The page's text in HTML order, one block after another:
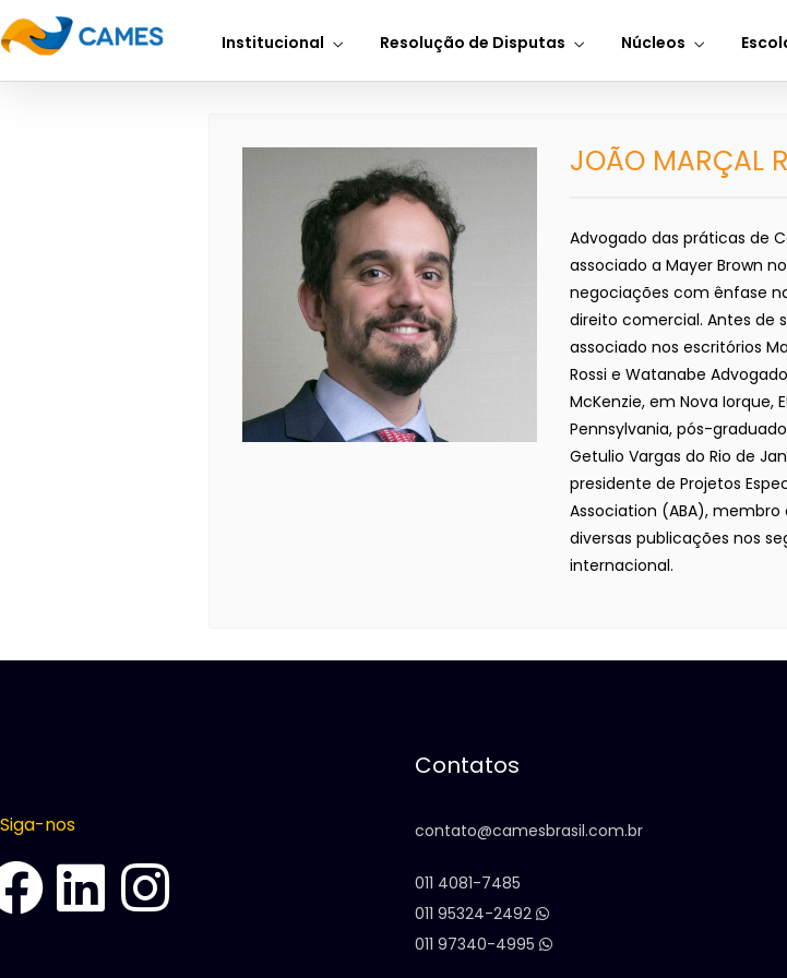
Institucional Resolução de Disputas Núcleos
JOÃO MARÇAL
Advogado das práticas de
associado a Mayer Brown
negociações com ênfase
direito comercial. Antes de
associado nos escritórios
Rossi e Watanabe
McKenzie, em Nova Iorque,
Pennsylvania, pós-
Getulio Vargas do Rio de
presidente de Projetos
Association (ABA), membro
diversas publicações nos
internacional.
Siga-nos
Contatos
contato@camesbrasil.com.br
011 4081-7485
011 95324-2492
011 97340-4995